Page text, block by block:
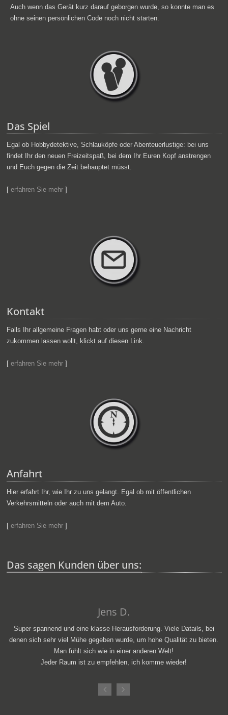
Auch wenn das Gerät kurz darauf geborgen wurde, so konnte man es
ohne seinen persönlichen Code noch nicht starten.
Das Spiel
Egal ob Hobbydetektive, Schlauköpfe oder Abenteuerlustige: bei uns
findet Ihr den neuen Freizeitspaß, bei dem Ihr Euren Kopf anstrengen
und Euch gegen die Zeit behauptet müsst.
[erfahren Sie mehr ]
Kontakt
Falls Ihr allgemeine Fragen habt oder uns gerne eine Nachricht
zukommen lassen wollt, klickt auf diesen Link.
[erfahren Sie mehr ]
Anfahrt
Hier erfahrt Ihr, wie Ihr zu uns gelangt. Egal ob mit öffentlichen
Verkehrsmitteln oder auch mit dem Auto.
[erfahren Sie mehr ]
Das sagen Kunden über uns:
Jens D.
Super spannend und eine klasse Herausforderung. Viele Datails, bei
denen sich sehr viel Mühe gegeben wurde, um hohe Qualität zu bieten.
Man fühlt sich wie in einer anderen Welt!
Jeder Raum ist zu empfehlen, ich komme wieder!